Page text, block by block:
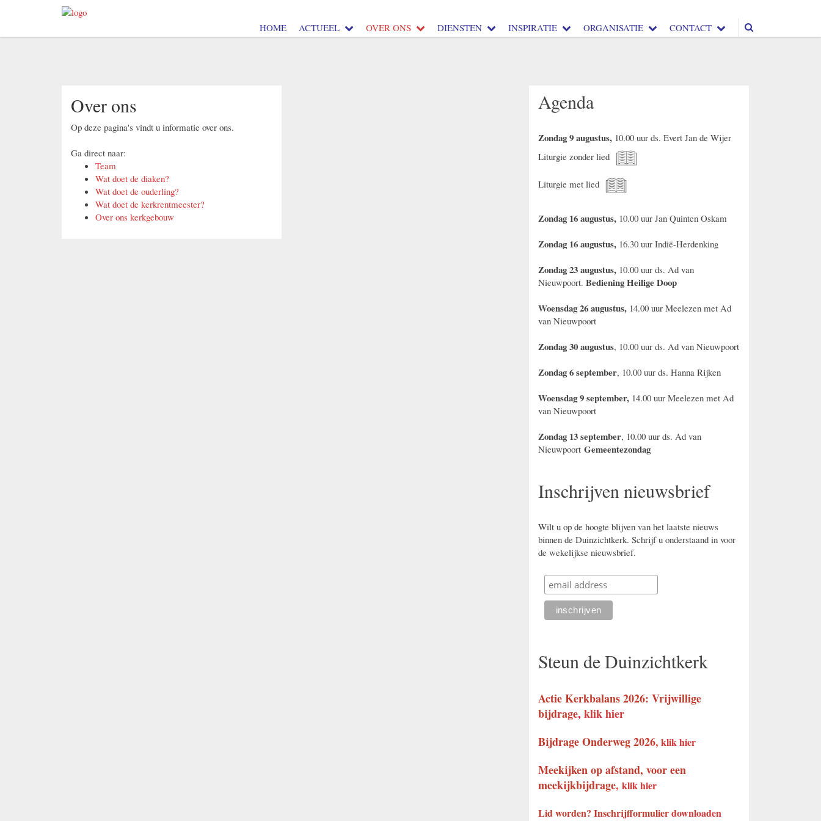
HOME ACTUEEL OVER ONS DIENSTEN INSPIRATIE ORGANISATIE CONTACT
Over ons
Op deze pagina's vindt u informatie over ons.
Ga direct naar:
Team
Wat doet de diaken?
Wat doet de ouderling?
Wat doet de kerkrentmeester?
Over ons kerkgebouw
Agenda
Zondag 9 augustus, 10.00 uur ds. Evert Jan de Wijer
Liturgie zonder lied
Liturgie met lied
Zondag 16 augustus, 10.00 uur Jan Quinten Oskam
Zondag 16 augustus, 16.30 uur Indië-Herdenking
Zondag 23 augustus, 10.00 uur ds. Ad van
Nieuwpoort.Bediening Heilige Doop
Woensdag 26 augustus, 14.00 uur Meelezen met Ad
van Nieuwpoort
Zondag 30 augustus, 10.00 uur ds. Ad van Nieuwpoort
Zondag 6 september, 10.00 uur ds. Hanna Rijken
Woensdag 9 september, 14.00 uur Meelezen met Ad
van Nieuwpoort
Zondag 13 september, 10.00 uur ds. Ad van
NieuwpoortGemeentezondag
Inschrijven nieuwsbrief
Wilt u op de hoogte blijven van het laatste nieuws
binnen de Duinzichtkerk. Schrijf u onderstaand in voor
de wekelijkse nieuwsbrief.
Steun de Duinzichtkerk
Actie Kerkbalans 2026: Vrijwillige
bijdrage,klik hier
Bijdrage Onderweg 2026, klik hier
Meekijken op afstand, voor een
meekijkbijdrage, klik hier
Lid worden? Inschrijfformulierdownloaden